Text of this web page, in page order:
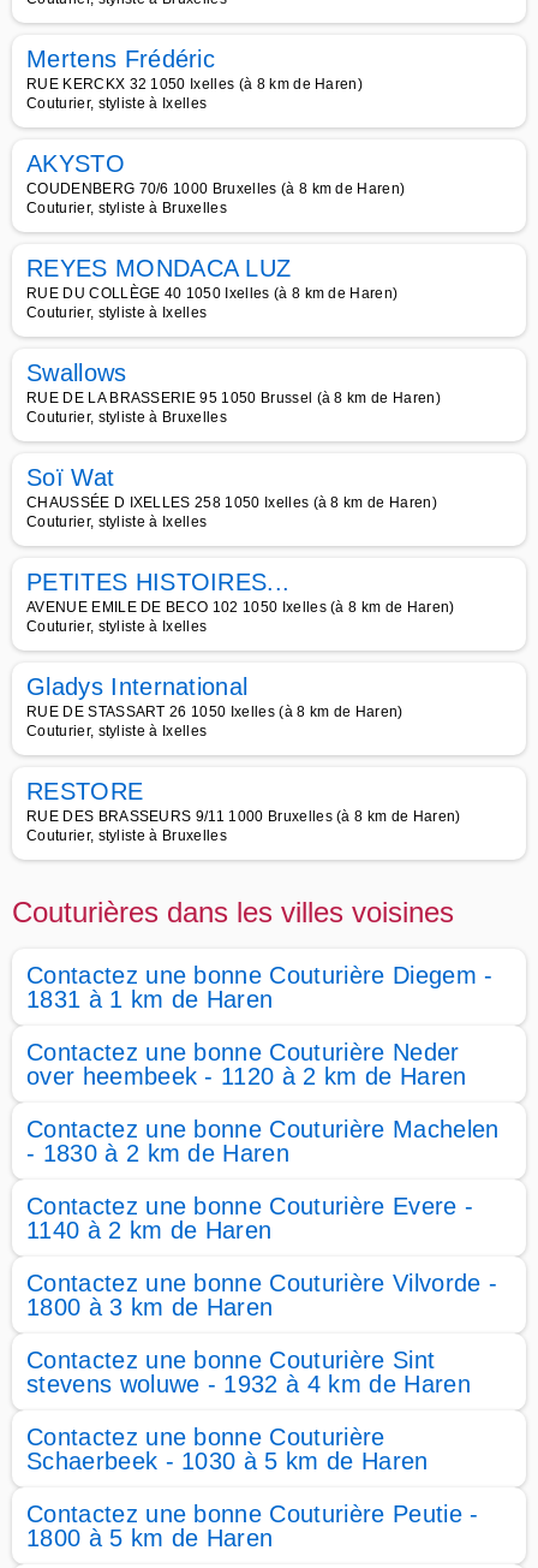
Mertens Frédéric
RUE KERCKX 32 1050 Ixelles (à 8 km de Haren)
Couturier, styliste à Ixelles
AKYSTO
COUDENBERG 70/6 1000 Bruxelles (à 8 km de Haren)
Couturier, styliste à Bruxelles
REYES MONDACA LUZ
RUE DU COLLÈGE 40 1050 Ixelles (à 8 km de Haren)
Couturier, styliste à Ixelles
Swallows
RUE DE LA BRASSERIE 95 1050 Brussel (à 8 km de Haren)
Couturier, styliste à Bruxelles
Soï Wat
CHAUSSÉE D IXELLES 258 1050 Ixelles (à 8 km de Haren)
Couturier, styliste à Ixelles
PETITES HISTOIRES...
AVENUE EMILE DE BECO 102 1050 Ixelles (à 8 km de Haren)
Couturier, styliste à Ixelles
Gladys International
RUE DE STASSART 26 1050 Ixelles (à 8 km de Haren)
Couturier, styliste à Ixelles
RESTORE
RUE DES BRASSEURS 9/11 1000 Bruxelles (à 8 km de Haren)
Couturier, styliste à Bruxelles
Couturières dans les villes voisines
Contactez une bonne Couturière Diegem -
1831 à 1 km de Haren
Contactez une bonne Couturière Neder
over heembeek - 1120 à 2 km de Haren
Contactez une bonne Couturière Machelen
- 1830 à 2 km de Haren
Contactez une bonne Couturière Evere -
1140 à 2 km de Haren
Contactez une bonne Couturière Vilvorde -
1800 à 3 km de Haren
Contactez une bonne Couturière Sint
stevens woluwe - 1932 à 4 km de Haren
Contactez une bonne Couturière
Schaerbeek - 1030 à 5 km de Haren
Contactez une bonne Couturière Peutie -
1800 à 5 km de Haren